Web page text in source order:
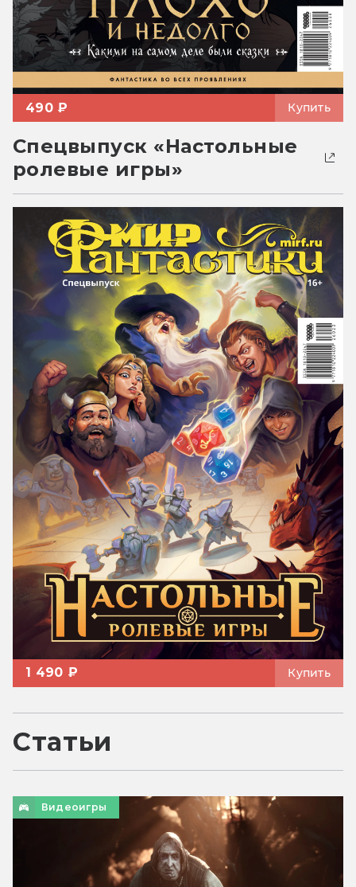
490 ₽ Купить
Спецвыпуск «Настольные
ролевые игры»
1 490 ₽ Купить
Статьи
Видеоигры